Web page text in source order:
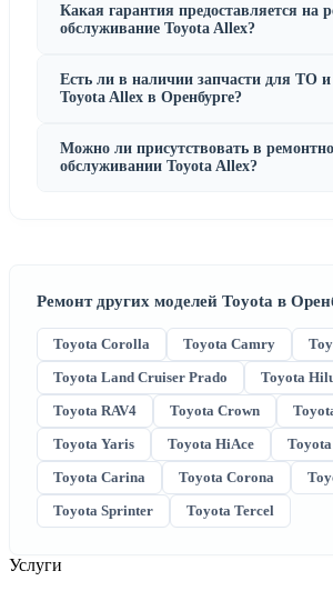
Какая гарантия предоставляется на
обслуживание Toyota Allex?
Есть ли в наличии запчасти для ТО
Toyota Allex в Оренбурге?
Можно ли присутствовать в
обслуживании Toyota Allex?
Ремонт других моделей Toyota в
Toyota Corolla Toyota Camry
Toyota Land Cruiser Prado
Toyota
Toyota RAV4
Toyota Crown
Toyota Yaris
Toyota HiAce
Toyota Carina
Toyota Corona
Toyota Sprinter
Toyota Tercel
Услуги